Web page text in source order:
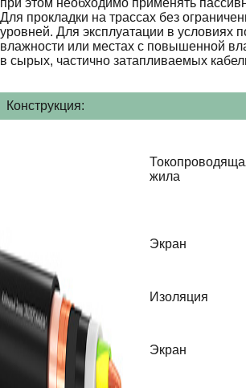
при этом необходимо применять
Для прокладки на трассах без
уровней. Для эксплуатации в условиях
влажности или местах с повышенной
в сырых, частично затапливаемых
Конструкция:
жила
Экран
Изоляция
Экран